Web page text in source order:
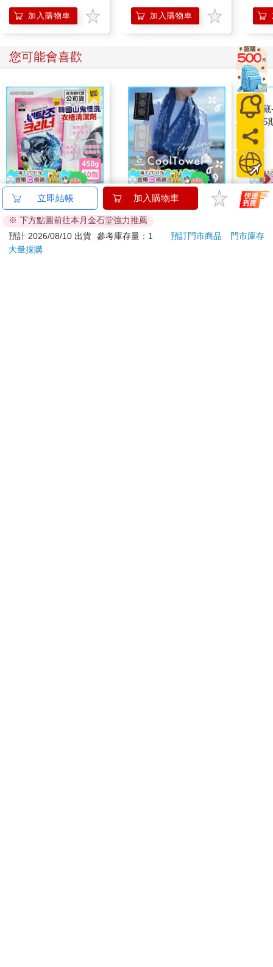
加入購物車 加入購物車
您可能會喜歡
韓國SANDOKKAEBI
山鬼怪 洗衣槽清潔劑
450公克-10包組
折 特價 591 元
加入購物車
【日本 PAISELY 】 圖
騰 涼感毛巾 (3色可選)
涼感毛巾 涼感巾 冰涼
巾 日本涼感毛巾 運動
59 折
典藏
405
立即結帳 加入購物車
※ 下方點圖前往本月金石堂強力推薦
預計 2026/08/10 出貨 參考庫存量：1 預訂門市商品
門市庫存
大量採購